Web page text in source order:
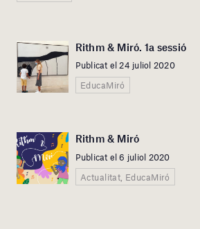
Rithm & Miró. 1a sessió
Publicat el 24 juliol 2020
EducaMiró
Rithm & Miró
Publicat el 6 juliol 2020
Actualitat, EducaMiró